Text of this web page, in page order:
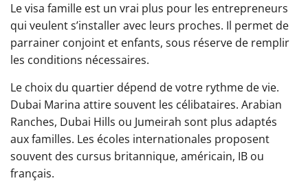
Le visa famille est un vrai plus pour les entrepreneurs
qui veulent s’installer avec leurs proches. Il permet de
parrainer conjoint et enfants, sous réserve de remplir
les conditions nécessaires.
Le choix du quartier dépend de votre rythme de vie.
Dubai Marina attire souvent les célibataires. Arabian
Ranches, Dubai Hills ou Jumeirah sont plus adaptés
aux familles. Les écoles internationales proposent
souvent des cursus britannique, américain, IB ou
français.